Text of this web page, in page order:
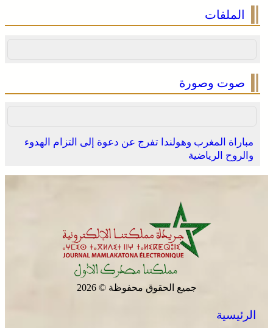
الملفات
صوت وصورة
مباراة المغرب وهولندا تفرج عن دعوة إلى التزام الهدوء
والروح الرياضية
جميع الحقوق محفوظة © 2026
الرئيسية